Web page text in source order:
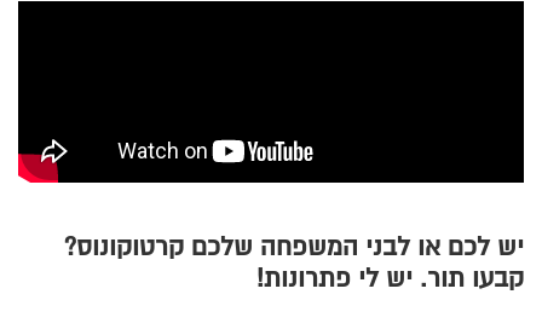
יש לכם או לבני המשפחה שלכם קרטוקונוס?
קבעו תור. יש לי פתרונות!